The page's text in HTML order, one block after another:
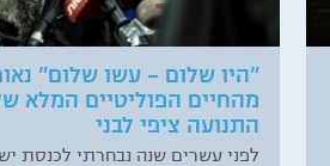
"היו שלום – עשו שלום"
מהחיים הפוליטיים המלא
התנועה ציפי לבני
לפני עשרים שנה נבחרתי לכנסת